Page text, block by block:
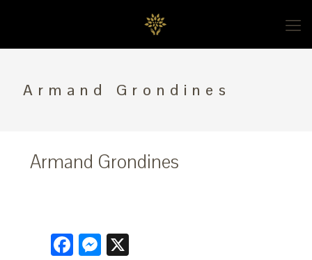
Armand Grondines
Armand Grondines
Facebook
Messenger